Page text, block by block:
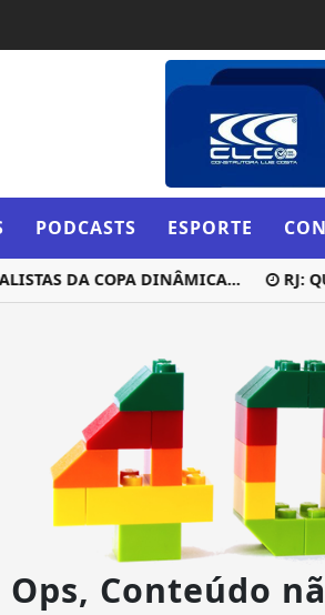
PODCASTS ESPORTE
DA COPA DINÂMICA... RJ:
Ops, Conteúdo